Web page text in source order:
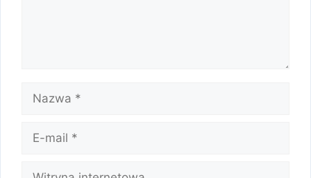
Nazwa
Witryna